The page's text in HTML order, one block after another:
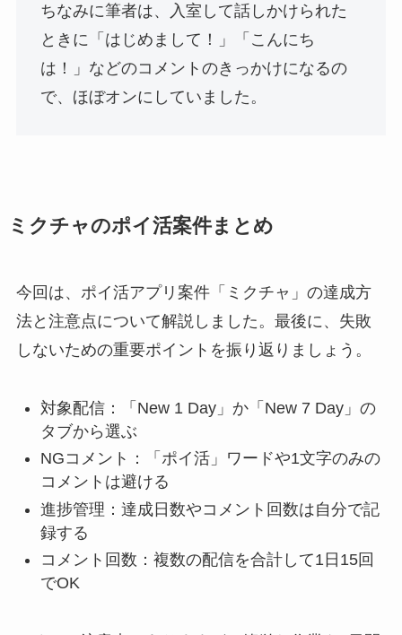
ちなみに筆者は、入室して話しかけられた
ときに「はじめまして！」「こんにち
は！」などのコメントのきっかけになるの
で、ほぼオンにしていました。
ミクチャのポイ活案件まとめ
今回は、ポイ活アプリ案件「ミクチャ」の達成方
法と注意点について解説しました。最後に、失敗
しないための重要ポイントを振り返りましょう。
対象配信：「New 1 Day」か「New 7 Day」の
タブから選ぶ
NGコメント：「ポイ活」ワードや1文字のみの
コメントは避ける
進捗管理：達成日数やコメント回数は自分で記
録する
コメント回数：複数の配信を合計して1日15回
でOK